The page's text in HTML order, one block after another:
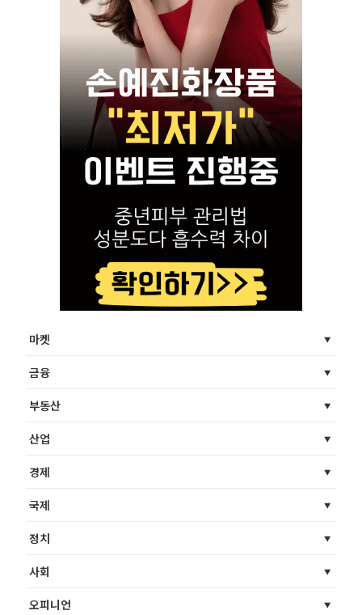
마켓
금융
부동산
산업
경제
국제
정치
사회
오피니언